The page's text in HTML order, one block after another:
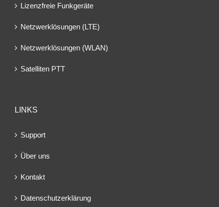
Lizenzfreie Funkgeräte
Netzwerklösungen (LTE)
Netzwerklösungen (WLAN)
Satelliten PTT
LINKS
Support
Über uns
Kontakt
Datenschutzerklärung